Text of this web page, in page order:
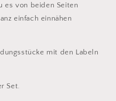
es von beiden Seiten
einfach einnähen
mit den Labeln
Set.